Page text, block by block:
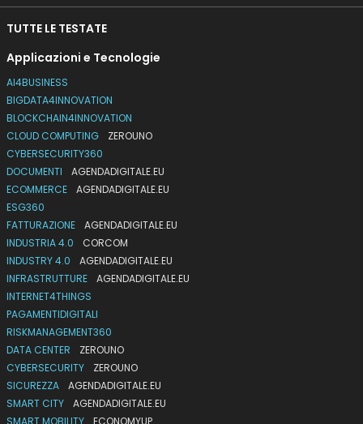
TUTTE LE TESTATE
Applicazioni e Tecnologie
AI4BUSINESS
BIGDATA4INNOVATION
BLOCKCHAIN4INNOVATION
CLOUD COMPUTING
ZEROUNO
CYBERSECURITY360
DOCUMENTI
AGENDADIGITALE.EU
ECOMMERCE
AGENDADIGITALE.EU
ESG360
FATTURAZIONE
AGENDADIGITALE.EU
INDUSTRIA 4.0
CORCOM
INDUSTRY 4.0
AGENDADIGITALE.EU
INFRASTRUTTURE
AGENDADIGITALE.EU
INTERNET4THINGS
PAGAMENTIDIGITALI
RISKMANAGEMENT360
DATA CENTER
ZEROUNO
CYBERSECURITY
ZEROUNO
SICUREZZA
AGENDADIGITALE.EU
SMART CITY
AGENDADIGITALE.EU
SMART MOBILITY
ECONOMYUP